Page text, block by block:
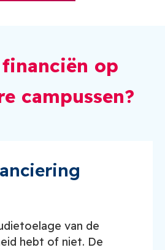
op
campussen?
van de
hebt of niet. De